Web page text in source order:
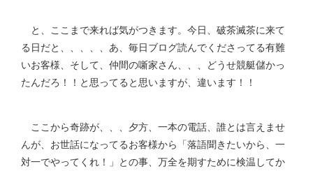
と、ここまで来れば気がつきます。今日、破茶滅茶に来て
る日だと、、、、、あ、毎日ブログ読んでくださってる有難
いお客様、そして、仲間の噺家さん、、、どうせ競艇儲かっ
たんだろ！！と思ってると思いますが、違います！！
ここから奇跡が、、、夕方、一本の電話、誰とは言えませ
んが、お世話になってるお客様から「落語聞きたいから、一
対一でやってくれ！」との事、万全を期すために検温してか